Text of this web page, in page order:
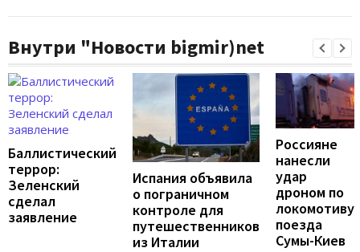
Внутри "Новости bigmir)net
Баллистический
террор:
Зеленский
сделал
заявление
Испания объявила
о пограничном
контроле для
путешественников
из Италии
Россияне
нанесли
удар
дроном по
локомотиву
поезда
Сумы-Киев